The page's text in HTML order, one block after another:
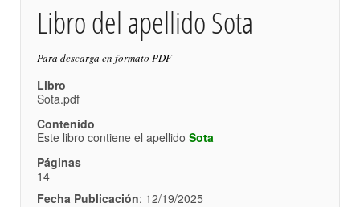
Libro del apellido Sota
Para descarga en formato PDF
Libro
Sota.pdf
Contenido
Este libro contiene el apellido Sota
Páginas
14
Fecha Publicación: 12/19/2025